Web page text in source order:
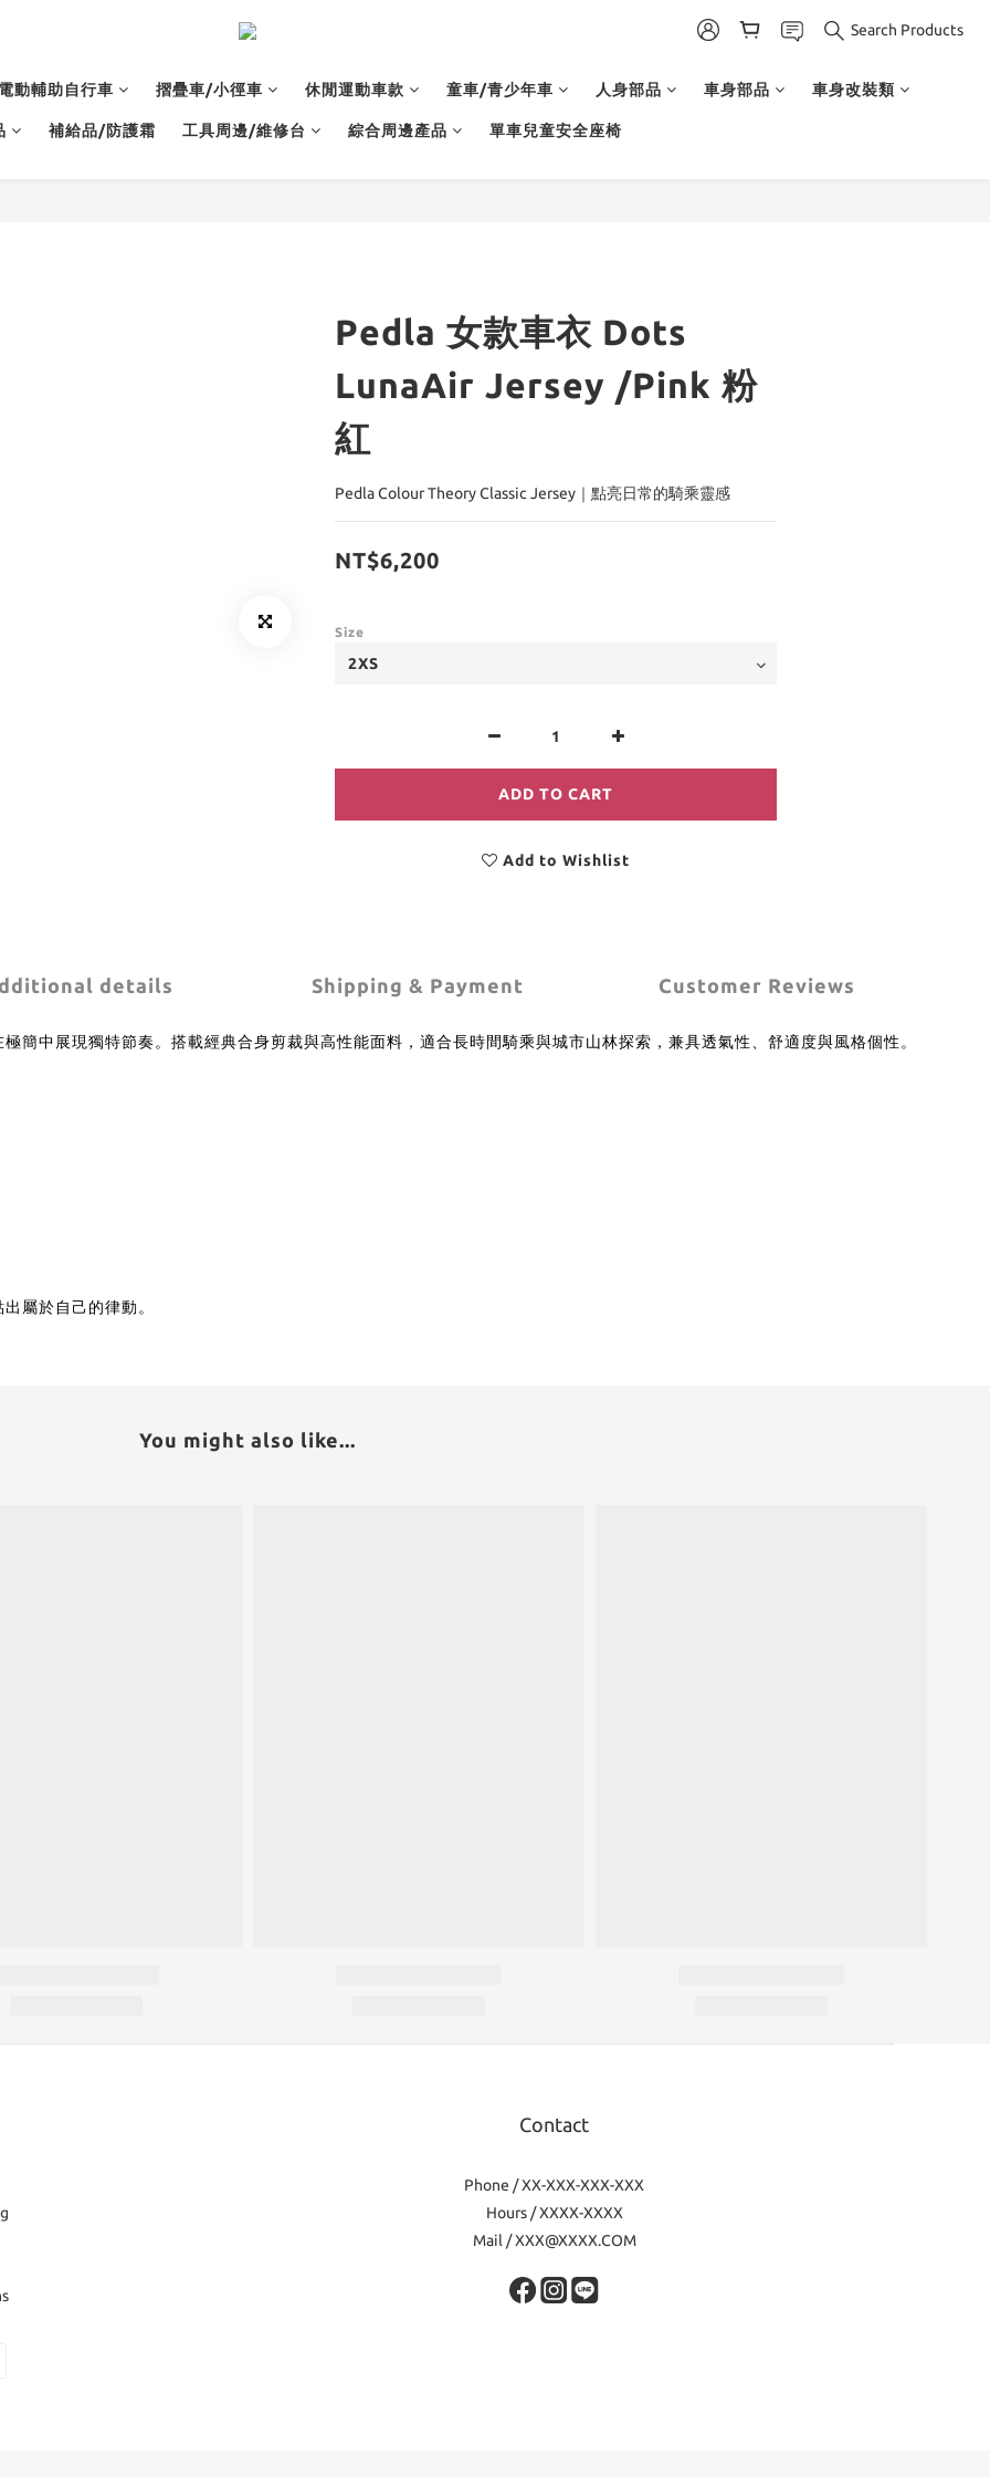
Search Products
電動輔助自行車 摺疊車/小徑車 休閒運動車款 童車/青少年車 人身部品 車身部品 車身改裝類
補給品/防護霜 工具周邊/維修台 綜合周邊產品 單車兒童安全座椅
Pedla 女款車衣 Dots
LunaAir Jersey /Pink 粉
紅
Pedla Colour Theory Classic Jersey｜點亮日常的騎乘靈感
NT$6,200
Size
ADD TO CART
Add to Wishlist
details Shipping & Payment Customer Reviews
簡中展現獨特節奏。搭載經典合身剪裁與高性能面料，適合長時間騎乘與城市山林探索，兼具透氣性、舒適度與風格個性。
屬於自己的律動。
You might also like...
Contact
Phone / XX-XXX-XXX-XXX
Hours / XXXX-XXXX
Mail / XXX@XXXX.COM